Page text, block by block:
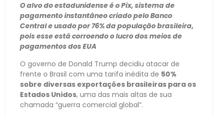
O alvo do estadunidense é o Pix, sistema de
pagamento instantâneo criado pelo Banco
Central e usado por 76% da população brasileira,
pois esse está corroendo o lucro dos meios de
pagamentos dos EUA
O governo de Donald Trump decidiu atacar de
frente o Brasil com uma tarifa inédita de 50%
sobre diversas exportações brasileiras para os
Estados Unidos, uma das mais altas de sua
chamada “guerra comercial global”.